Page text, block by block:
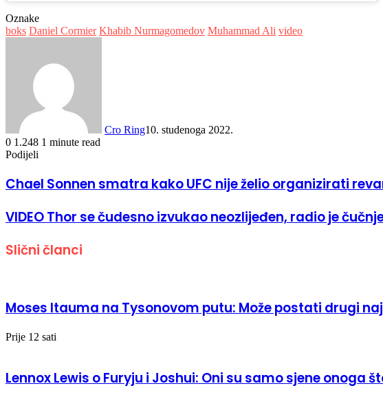
Oznake
boks Daniel Cormier Khabib Nurmagomedov Muhammad Ali video
Cro Ring10. studenoga 2022.
0 1.248 1 minute read
Podijeli
e-
mailom
Chael Sonnen smatra kako UFC nije želio organizirati
VIDEO Thor se čudesno izvukao neozlijeđen, radio je
Slični članci
Moses Itauma na Tysonovom putu: Može postati drugi
Prije 12 sati
Lennox Lewis o Furyju i Joshui: Oni su samo sjene onoga